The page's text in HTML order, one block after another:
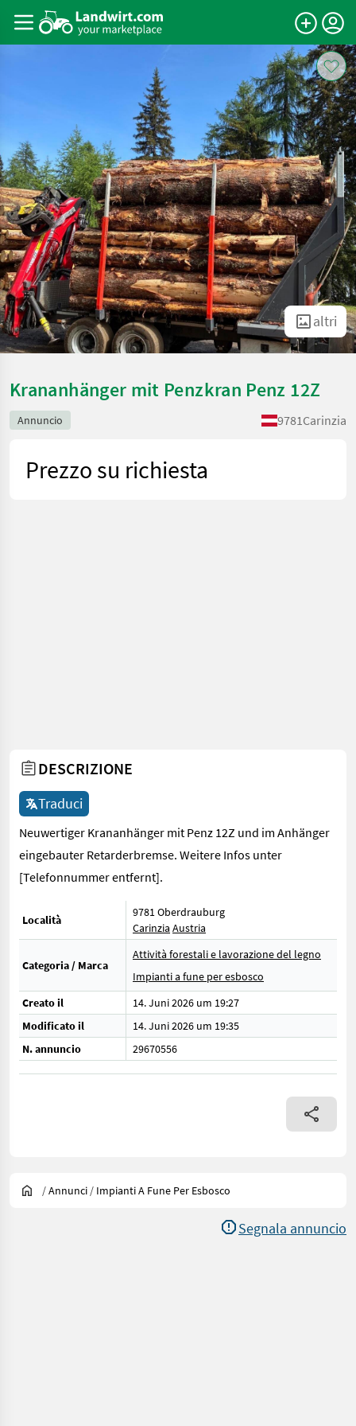
altri
Krananhänger mit Penzkran Penz 12Z
Annuncio 9781Carinzia
Prezzo su richiesta
DESCRIZIONE
Traduci
Neuwertiger Krananhänger mit Penz 12Z und im Anhänger
eingebauter Retarderbremse. Weitere Infos unter
[Telefonnummer entfernt].
Località
9781 Oberdrauburg
Carinzia Austria
Categoria / Marca
Attività forestali e lavorazione del legno
Impianti a fune per esbosco
Creato il
14. Juni 2026 um 19:27
Modificato il
14. Juni 2026 um 19:35
N. annuncio
29670556
/Annunci / Impianti A Fune Per Esbosco
Segnala annuncio